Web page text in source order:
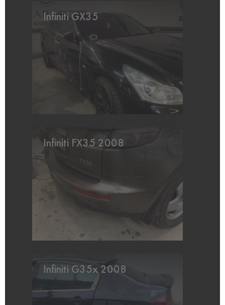
Infiniti GX35
Infiniti FX35 2008
Infiniti G35x 2008